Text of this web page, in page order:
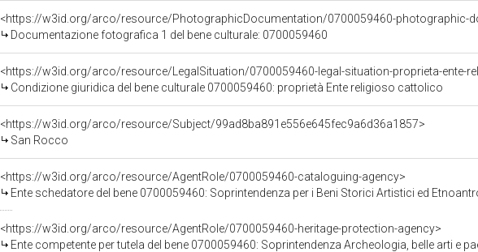
<https://w3id.org/arco/resource/PhotographicDocumentation/0700059460-photographic-
Documentazione fotografica 1 del bene culturale: 0700059460
<https://w3id.org/arco/resource/LegalSituation/0700059460-legal-situation-proprieta-ente-
Condizione giuridica del bene culturale 0700059460: proprietà Ente religioso cattolico
<https://w3id.org/arco/resource/Subject/99ad8ba891e556e645fec9a6d36a1857>
San Rocco
<https://w3id.org/arco/resource/AgentRole/0700059460-cataloguing-agency>
Ente schedatore del bene 0700059460: Soprintendenza per i Beni Storici Artistici ed
<https://w3id.org/arco/resource/AgentRole/0700059460-heritage-protection-agency>
Ente competente per tutela del bene 0700059460: Soprintendenza Archeologia, belle arti e